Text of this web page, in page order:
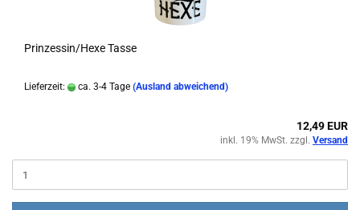
Prinzessin/Hexe Tasse
Lieferzeit: ca. 3-4 Tage (Ausland abweichend)
12,49 EUR
inkl. 19% MwSt. zzgl. Versand